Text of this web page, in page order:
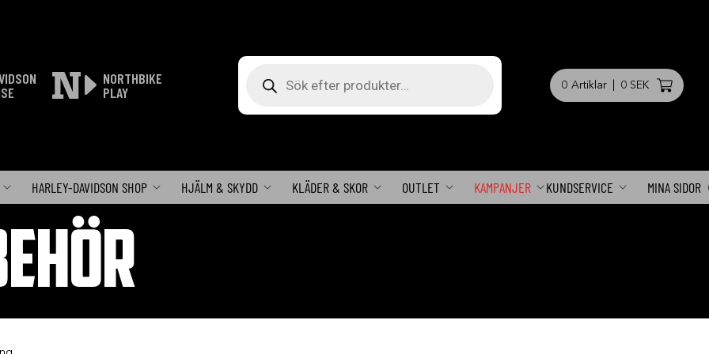
NORTHBIKE
PLAY
0 Artiklar 0 SEK
HARLEY-DAVIDSON SHOP HJÄLM & SKYDD KLÄDER & SKOR OUTLET KAMPANJER KUNDSERVICE MINA SIDOR